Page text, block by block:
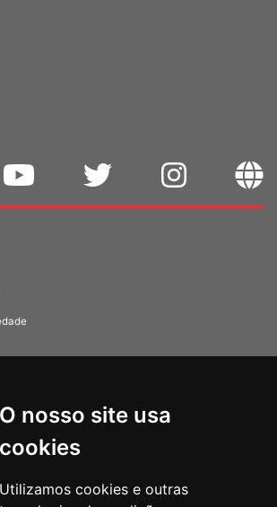
O nosso site usa
cookies
Utilizamos cookies e outras